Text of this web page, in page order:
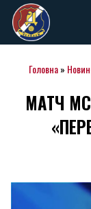
Skip
to
content
Головна»
МАТЧ